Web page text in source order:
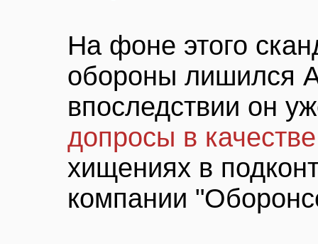
На фоне этого
обороны лишился
впоследствии он
допросы в
хищениях в
компании